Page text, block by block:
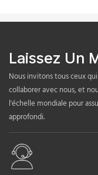
Laissez Un
Nous invitons tous ceux
collaborer avec nous, et
l'échelle mondiale pour
approfondi.